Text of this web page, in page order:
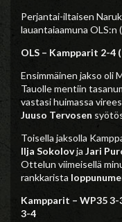
Perjantai-iltaisen
lauantaiaamuna
OLS – Kampparit 2-4
Ensimmäinen jakso oli
Tauolle mentiin
vastasi huimassa
Juuso Tervosen
Toisella jaksolla
Ilja Sokolovja Jari
Ottelun viimeisellä
rankkarista
Kampparit – WP35
3-4